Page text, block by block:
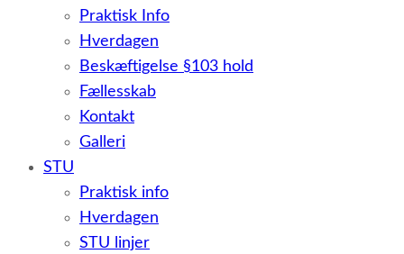
Praktisk Info
Hverdagen
Beskæftigelse §103 hold
Fællesskab
Kontakt
Galleri
STU
Praktisk info
Hverdagen
STU linjer